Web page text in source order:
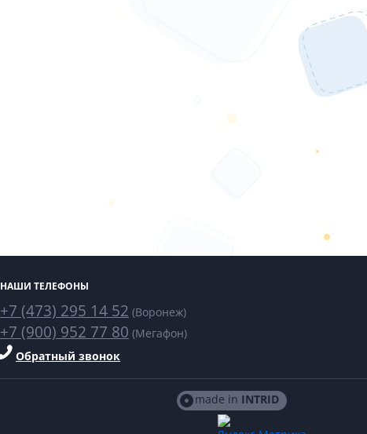
НАШИ ТЕЛЕФОНЫ
+7 (473) 295 14 52 (Воронеж)
+7 (900) 952 77 80 (Мегафон)
Обратный звонок
made in INTRID